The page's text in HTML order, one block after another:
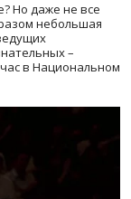
Но даже не все
небольшая
–
в Национальном